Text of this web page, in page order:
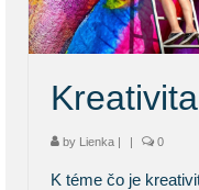
Kreativita
by Lienka | | 0
K téme čo je